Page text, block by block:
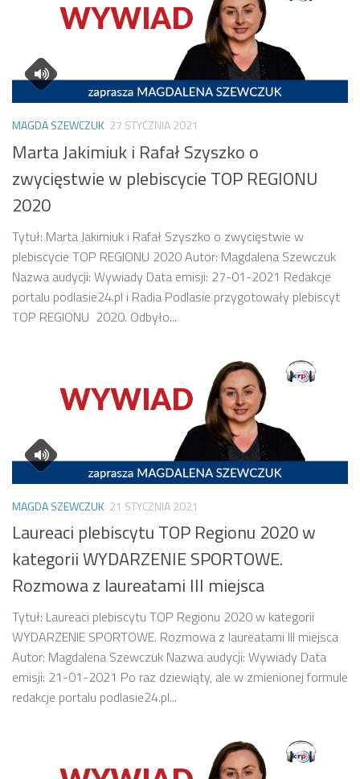
MAGDA SZEWCZUK 27 STYCZNIA 2021
Marta Jakimiuk i Rafał Szyszko o
zwycięstwie w plebiscycie TOP REGIONU
2020
Tytuł: Marta Jakimiuk i Rafał Szyszko o zwycięstwie w
plebiscycie TOP REGIONU 2020 Autor: Magdalena Szewczuk
Nazwa audycji: Wywiady Data emisji: 27-01-2021 Redakcje
portalu podlasie24.pl i Radia Podlasie przygotowały plebiscyt
TOP REGIONU 2020. Odbyło...
MAGDA SZEWCZUK 21 STYCZNIA 2021
Laureaci plebiscytu TOP Regionu 2020 w
kategorii WYDARZENIE SPORTOWE.
Rozmowa z laureatami III miejsca
Tytuł: Laureaci plebiscytu TOP Regionu 2020 w kategorii
WYDARZENIE SPORTOWE. Rozmowa z laureatami III miejsca
Autor: Magdalena Szewczuk Nazwa audycji: Wywiady Data
emisji: 21-01-2021 Po raz dziewiąty, ale w zmienionej formule
redakcje portalu podlasie24.pl...